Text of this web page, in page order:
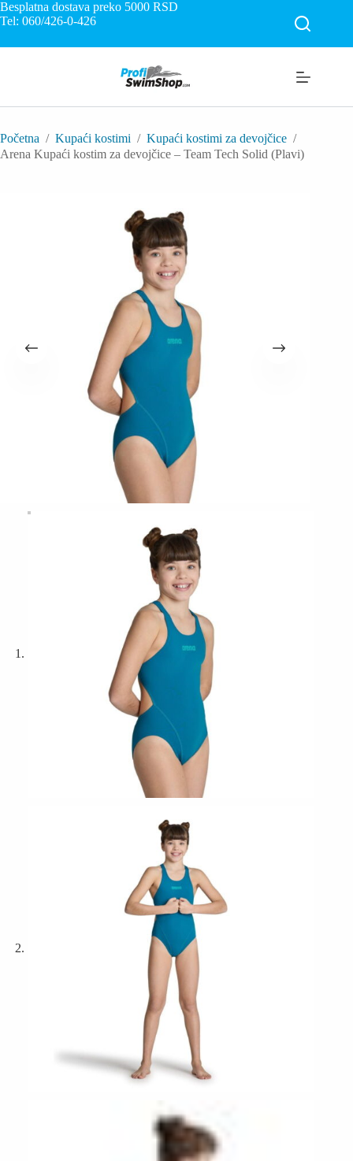
Skip
to
Besplatna dostava preko 5000 RSD
Tel: 060/426-0-426
Početna / Kupaći kostimi / Kupaći kostimi za devojčice /
Arena Kupaći kostim za devojčice – Team Tech Solid (Plavi)